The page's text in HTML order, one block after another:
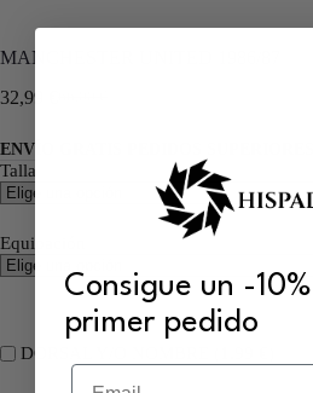
MANCHESTER UNITED 1986/87
32,99
ENVÍO GRATIS PEDIDOS SUPERIORES
Talla
Equipación
DORSAL Y/O NOMBRE (
Consigue un -
primer pedido
Email